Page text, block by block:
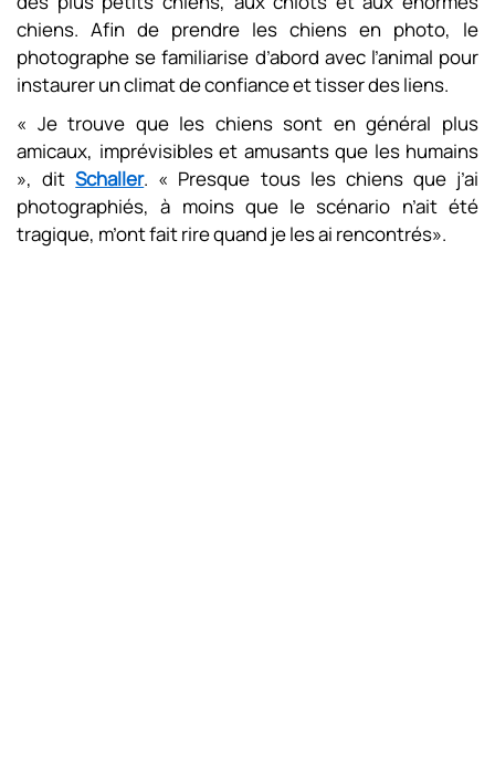
chiens. Afin de prendre les chiens en photo, le
photographe se familiarise d’abord avec l’animal pour
instaurer un climat de confiance et tisser des liens.
« Je trouve que les chiens sont en général plus
amicaux, imprévisibles et amusants que les humains
», ditSchaller. « Presque tous les chiens que j’ai
photographiés, à moins que le scénario n’ait été
tragique, m’ont fait rire quand je les ai rencontrés».